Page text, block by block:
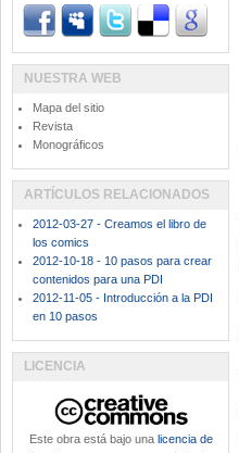
NUESTRA WEB
Mapa del sitio
Revista
Monográficos
ARTÍCULOS RELACIONADOS
2012-03-27 - Creamos el libro de
los comics
2012-10-18 - 10 pasos para crear
contenidos para una PDI
2012-11-05 - Introducción a la PDI
en 10 pasos
LICENCIA
Este obra está bajo una licencia de